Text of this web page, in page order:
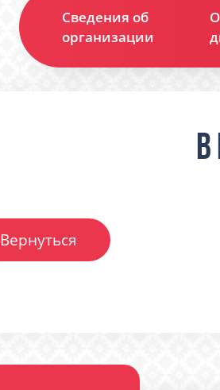
Сведения об
организации
О
В
Вернуться